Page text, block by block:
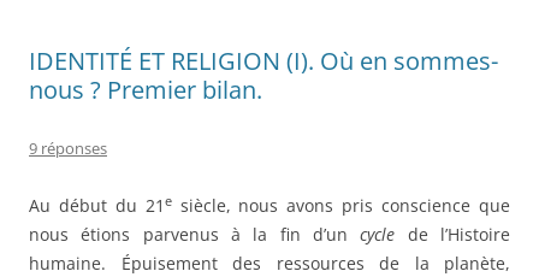
IDENTITÉ ET RELIGION (I). Où en sommes-
nous ? Premier bilan.
9 réponses
Au début du 21 esiècle, nous avons pris conscience que
nous étions parvenus à la fin d’uncycle de l’Histoire
humaine. Épuisement des ressources de la planète,